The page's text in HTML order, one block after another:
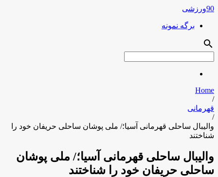
90ورزشی
برگه نمونه
search
Home
/
قهرمانی
/
والیبال ساحلی قهرمانی آسیا؛/ ملی پوشان ساحلی حریفان خود را
شناختند
والیبال ساحلی قهرمانی آسیا؛/ ملی پوشان
ساحلی حریفان خود را شناختند